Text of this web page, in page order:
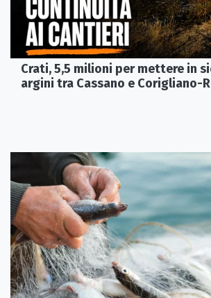
Crati, 5,5 milioni per mettere in
argini tra Cassano e Corigliano-